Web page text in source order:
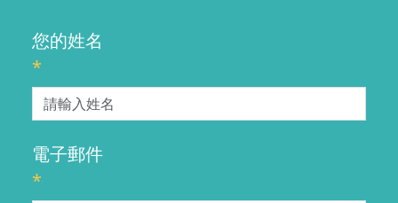
您的姓名
*
電子郵件
*